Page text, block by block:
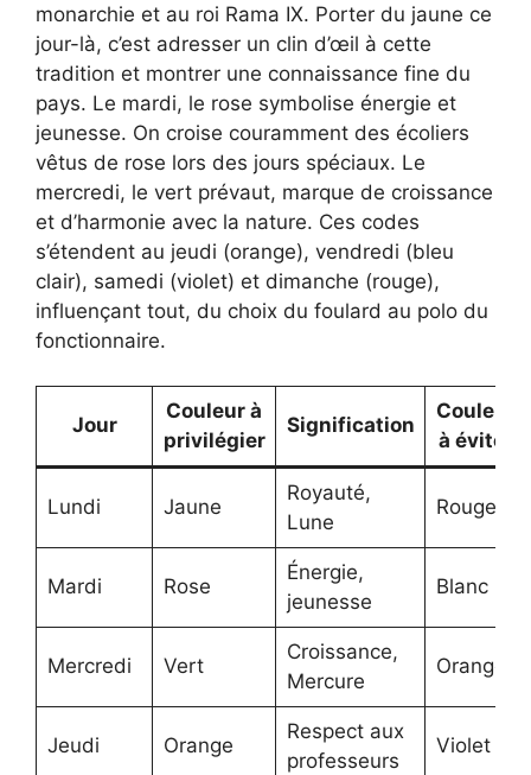
monarchie et au roi Rama IX. Porter du jaune ce
jour-là, c’est adresser un clin d’œil à cette
tradition et montrer une connaissance fine du
pays. Le mardi, le rose symbolise énergie et
jeunesse. On croise couramment des écoliers
vêtus de rose lors des jours spéciaux. Le
mercredi, le vert prévaut, marque de croissance
et d’harmonie avec la nature. Ces codes
s’étendent au jeudi (orange), vendredi (bleu
clair), samedi (violet) et dimanche (rouge),
influençant tout, du choix du foulard au polo du
fonctionnaire.
Jour
Couleur à
privilégier
Signification
Couleur
à éviter
Lundi Jaune
Royauté,
Lune
Rouge
Mardi Rose
Énergie,
jeunesse
Blanc
Mercredi Vert
Croissance,
Mercure
Orange
Jeudi Orange
Respect aux
professeurs
Violet